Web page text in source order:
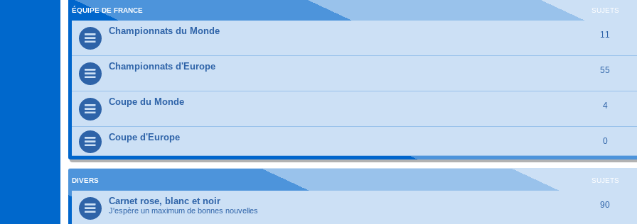
ÉQUIPE DE FRANCE SUJETS
Championnats du Monde 11
Championnats d'Europe 55
Coupe du Monde 4
Coupe d'Europe 0
DIVERS SUJETS
Carnet rose, blanc et noir
J'espère un maximum de bonnes nouvelles
90